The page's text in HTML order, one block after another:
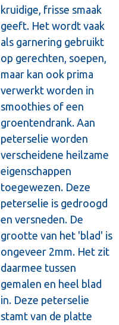
kruidige, frisse smaak
geeft. Het wordt vaak
als garnering gebruikt
op gerechten, soepen,
maar kan ook prima
verwerkt worden in
smoothies of een
groentendrank. Aan
peterselie worden
verscheidene heilzame
eigenschappen
toegewezen. Deze
peterselie is gedroogd
en versneden. De
grootte van het 'blad' is
ongeveer 2mm. Het zit
daarmee tussen
gemalen en heel blad
in. Deze peterselie
stamt van de platte